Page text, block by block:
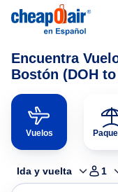
Encuentra
Bostón (DOH
Vuelos
Ida y vuelta 1